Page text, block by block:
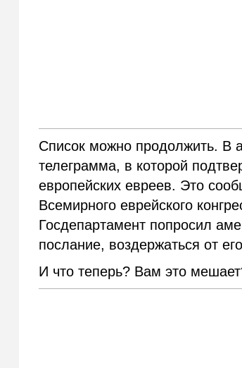
Список можно продолжить. В
телеграмма, в которой
европейских евреев. Это
Всемирного еврейского
Госдепартамент попросил
послание, воздержаться от
И что теперь? Вам это